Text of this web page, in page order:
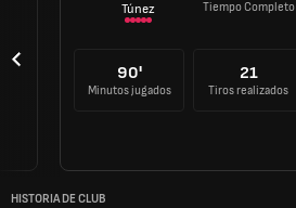
Túnez Tiempo Completo
90'
Minutos jugados
21
Tiros realizados
HISTORIA DE CLUB